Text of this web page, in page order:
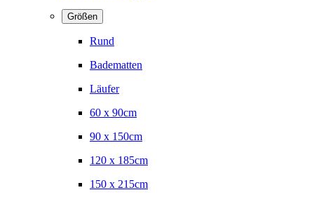
Größen
Rund
Badematten
Läufer
60 x 90cm
90 x 150cm
120 x 185cm
150 x 215cm